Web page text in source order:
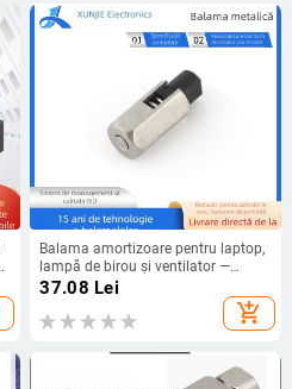
Balama amortizoare pentru laptop,
lampă de birou și ventilator —
blocare la fiecare 120° și rotire de
37.08 Lei
add_shopping_cart